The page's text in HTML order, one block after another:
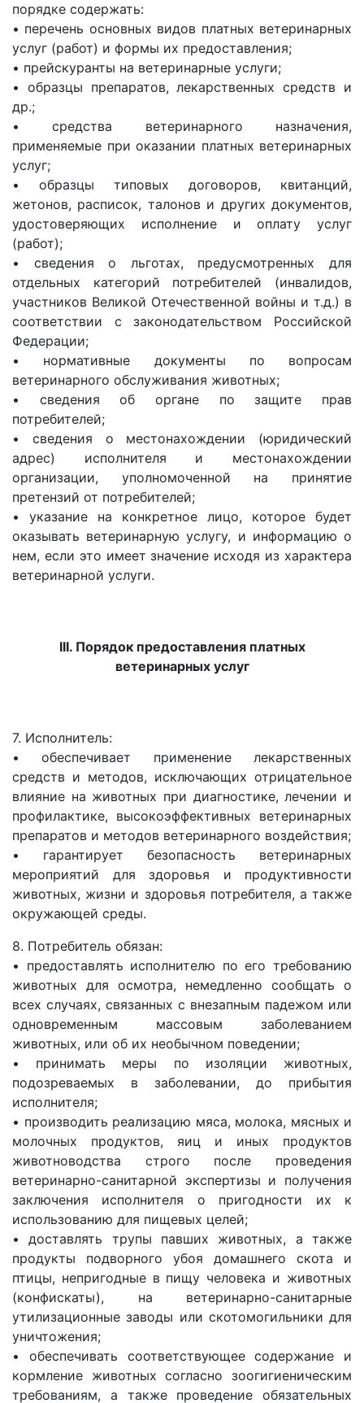
порядке содержать:
• перечень основных видов платных ветеринарных
услуг (работ) и формы их предоставления;
• прейскуранты на ветеринарные услуги;
• образцы препаратов, лекарственных средств и
др.;
• средства ветеринарного назначения,
применяемые при оказании платных ветеринарных
услуг;
• образцы типовых договоров, квитанций,
жетонов, расписок, талонов и других документов,
удостоверяющих исполнение и оплату услуг
(работ);
• сведения о льготах, предусмотренных для
отдельных категорий потребителей (инвалидов,
участников Великой Отечественной войны и т.д.) в
соответствии с законодательством Российской
Федерации;
• нормативные документы по вопросам
ветеринарного обслуживания животных;
• сведения об органе по защите прав
потребителей;
• сведения о местонахождении (юридический
адрес) исполнителя и местонахождении
организации, уполномоченной на принятие
претензий от потребителей;
• указание на конкретное лицо, которое будет
оказывать ветеринарную услугу, и информацию о
нем, если это имеет значение исходя из характера
ветеринарной услуги.
III. Порядок предоставления платных
ветеринарных услуг
7. Исполнитель:
• обеспечивает применение лекарственных
средств и методов, исключающих отрицательное
влияние на животных при диагностике, лечении и
профилактике, высокоэффективных ветеринарных
препаратов и методов ветеринарного воздействия;
• гарантирует безопасность ветеринарных
мероприятий для здоровья и продуктивности
животных, жизни и здоровья потребителя, а также
окружающей среды.
8. Потребитель обязан:
• предоставлять исполнителю по его требованию
животных для осмотра, немедленно сообщать о
всех случаях, связанных с внезапным падежом или
одновременным массовым заболеванием
животных, или об их необычном поведении;
• принимать меры по изоляции животных,
подозреваемых в заболевании, до прибытия
исполнителя;
• производить реализацию мяса, молока, мясных и
молочных продуктов, яиц и иных продуктов
животноводства строго после проведения
ветеринарно-санитарной экспертизы и получения
заключения исполнителя о пригодности их к
использованию для пищевых целей;
• доставлять трупы павших животных, а также
продукты подворного убоя домашнего скота и
птицы, непригодные в пищу человека и животных
(конфискаты), на ветеринарно-санитарные
утилизационные заводы или скотомогильники для
уничтожения;
• обеспечивать соответствующее содержание и
кормление животных согласно зоогигиеническим
требованиям, а также проведение обязательных